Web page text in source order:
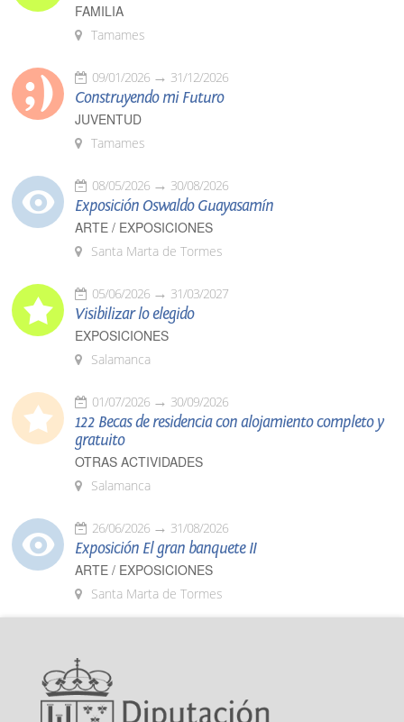
FAMILIA
Tamames
09/01/2026 31/12/2026
Construyendo mi Futuro
JUVENTUD
Tamames
08/05/2026 30/08/2026
Exposición Oswaldo Guayasamín
ARTE / EXPOSICIONES
Santa Marta de Tormes
05/06/2026 31/03/2027
Visibilizar lo elegido
EXPOSICIONES
Salamanca
01/07/2026 30/09/2026
122 Becas de residencia con alojamiento completo y
gratuito
OTRAS ACTIVIDADES
Salamanca
26/06/2026 31/08/2026
Exposición El gran banquete II
ARTE / EXPOSICIONES
Santa Marta de Tormes